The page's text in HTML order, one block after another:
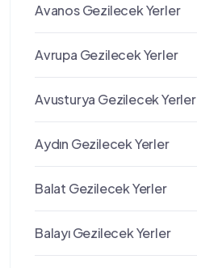
Avanos Gezilecek Yerler
Avrupa Gezilecek Yerler
Avusturya Gezilecek Yerler
Aydın Gezilecek Yerler
Balat Gezilecek Yerler
Balayı Gezilecek Yerler